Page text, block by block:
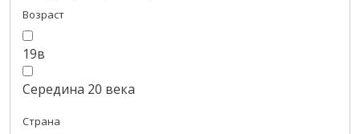
Возраст
19в
Середина 20 века
Страна